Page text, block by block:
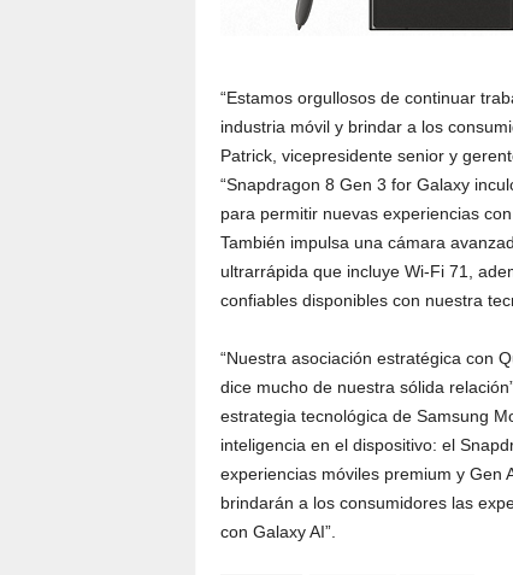
“Estamos orgullosos de continuar
industria móvil y brindar a los
Patrick, vicepresidente senior y
“Snapdragon 8 Gen 3 for Galaxy
para permitir nuevas experiencias
También impulsa una cámara
ultrarrápida que incluye Wi-Fi 71,
confiables disponibles con nuestra
“Nuestra asociación estratégica con
dice mucho de nuestra sólida
estrategia tecnológica de Samsung
inteligencia en el dispositivo: el
experiencias móviles premium y Gen
brindarán a los consumidores las
con Galaxy AI”.